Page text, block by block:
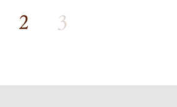
2 3